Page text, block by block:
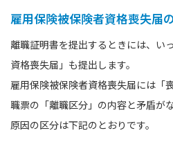
雇用保険被保険者資格喪失届
離職証明書を提出するときには、い
資格喪失届」も提出します。
雇用保険被保険者資格喪失届には「
職票の「離職区分」の内容と矛盾が
原因の区分は下記のとおりです。